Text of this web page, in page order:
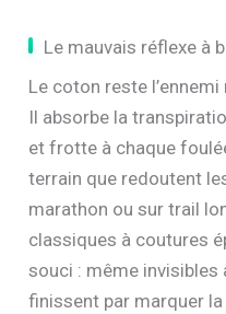
Le mauvais réflexe à
Le coton reste
Il absorbe la
et frotte à chaque
terrain que redoutent
marathon ou sur trail
classiques à coutures
souci : même invisibles
finissent par marquer